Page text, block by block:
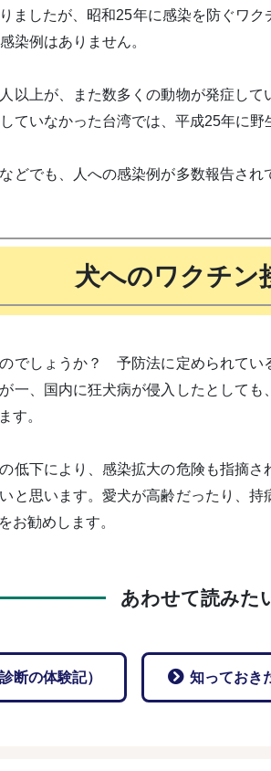
ましたが、昭和25年に感染を防ぐワ
染例はありません。
以上が、また数多くの動物が発症し
ていなかった台湾では、平成25年に野
どでも、人への感染例が多数報告さ
犬へのワクチン
でしょうか？ 予防法に定められて
一、国内に狂犬病が侵入したとして
す。
低下により、感染拡大の危険も指摘
と思います。愛犬が高齢だったり、
お勧めします。
あわせて読みた
断の体験記） 知っておき